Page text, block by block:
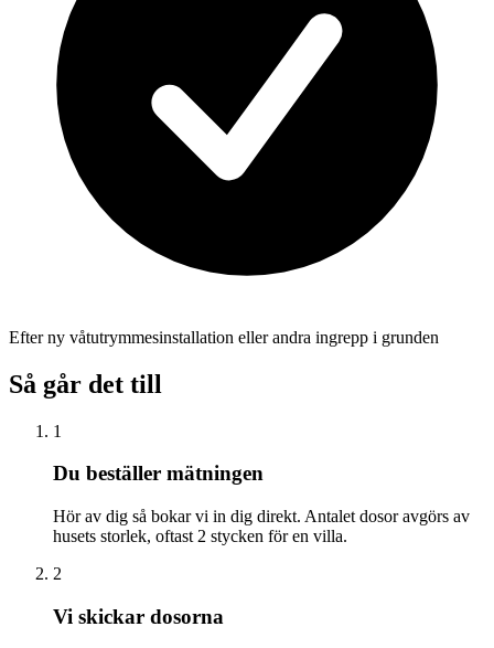
Efter ny våtutrymmesinstallation eller andra ingrepp i grunden
Så går det till
1
Du beställer mätningen
Hör av dig så bokar vi in dig direkt. Antalet dosor avgörs av
husets storlek, oftast 2 stycken för en villa.
2
Vi skickar dosorna